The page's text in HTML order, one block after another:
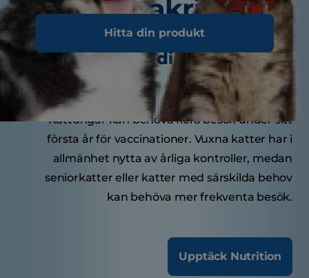
Hitta din produkt
Smakrika tips
Hur ofta ska din katt besöka
veterinären?
Kattungar kan behöva flera besök under sitt
första år för vaccinationer. Vuxna katter har i
allmänhet nytta av årliga kontroller, medan
seniorkatter eller katter med särskilda behov
kan behöva mer frekventa besök.
Upptäck Nutrition